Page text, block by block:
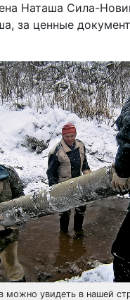
Наташа Сила-
за ценные
можно увидеть в нашей